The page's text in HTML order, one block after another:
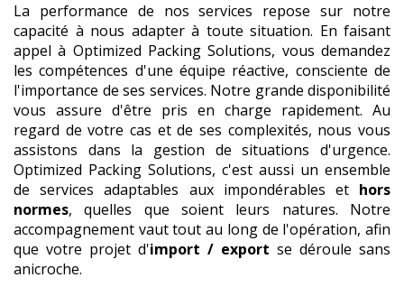
La performance de nos services repose sur notre
capacité à nous adapter à toute situation. En faisant
appel à Optimized Packing Solutions, vous demandez
les compétences d'une équipe réactive, consciente de
l'importance de ses services. Notre grande disponibilité
vous assure d'être pris en charge rapidement. Au
regard de votre cas et de ses complexités, nous vous
assistons dans la gestion de situations d'urgence.
Optimized Packing Solutions, c'est aussi un ensemble
de services adaptables aux impondérables et hors
normes, quelles que soient leurs natures. Notre
accompagnement vaut tout au long de l'opération, afin
que votre projet d'import / export se déroule sans
anicroche.